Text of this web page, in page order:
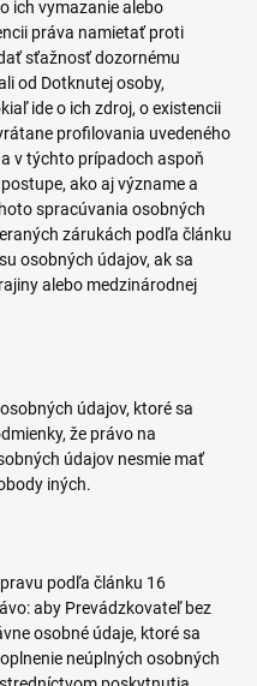
ich vymazanie alebo
práva namietať proti
sťažnosť dozornému
od Dotknutej osoby,
ide o ich zdroj, o existencii
profilovania uvedeného
v týchto prípadoch aspoň
ako aj význame a
spracúvania osobných
zárukách podľa článku
osobných údajov, ak sa
alebo medzinárodnej
údajov, ktoré sa
že právo na
údajov nesmie mať
iných.
podľa článku 16
aby Prevádzkovateľ bez
osobné údaje, ktoré sa
neúplných osobných